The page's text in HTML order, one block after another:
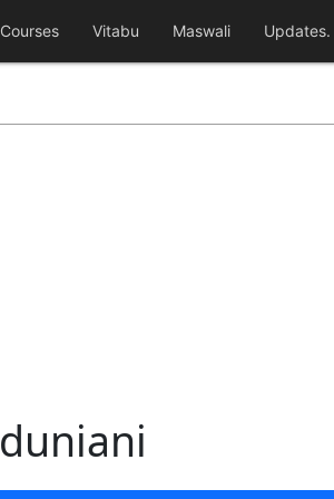
Courses Vitabu Maswali Updates.